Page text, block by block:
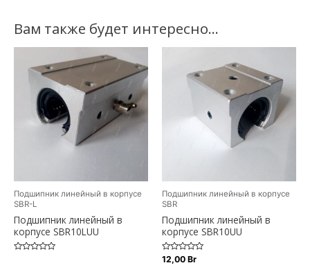
Вам также будет интересно…
Подшипник линейный в корпусе
SBR-L
Подшипник линейный в
корпусе SBR10LUU
Подшипник линейный в корпусе
SBR
Подшипник линейный в
корпусе SBR10UU
Оценка
0
12,00 Br